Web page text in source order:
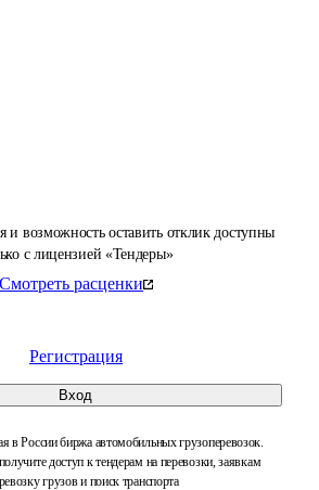
возможность оставить отклик доступны
с лицензией «Тендеры»
Смотреть расценки
Регистрация
Вход
России биржа автомобильных грузоперевозок.
доступ к тендерам на перевозки, заявкам
грузов и поиск транспорта